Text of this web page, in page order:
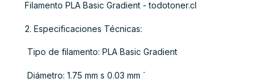
Filamento PLA Basic Gradient - todotoner.cl
2. Especificaciones Técnicas:
 Tipo de filamento: PLA Basic Gradient
 Diámetro: 1.75 mm s 0.03 mm ´